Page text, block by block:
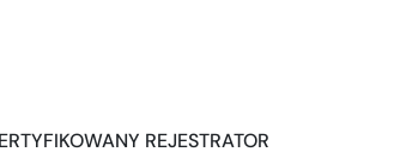
REJESTRATOR